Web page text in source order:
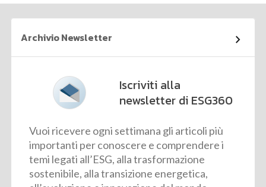
Archivio Newsletter
Iscriviti alla
newsletter di ESG360
Vuoi ricevere ogni settimana gli articoli più
importanti per conoscere e comprendere i
temi legati all’ESG, alla trasformazione
sostenibile, alla transizione energetica,